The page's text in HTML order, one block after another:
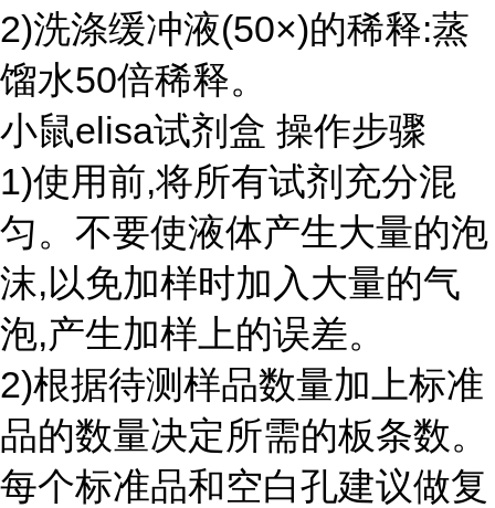
2)洗涤缓冲液(50×)的稀释:蒸
馏水50倍稀释。
小鼠elisa试剂盒 操作步骤
1)使用前,将所有试剂充分混
匀。不要使液体产生大量的泡
沫,以免加样时加入大量的气
泡,产生加样上的误差。
2)根据待测样品数量加上标准
品的数量决定所需的板条数。
每个标准品和空白孔建议做复